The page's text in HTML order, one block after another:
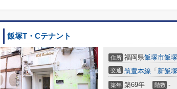
飯塚T・Cテナント
住所 福岡県飯塚市飯塚
交通 筑豊本線 「 新飯塚
築年 築69年 階数 -